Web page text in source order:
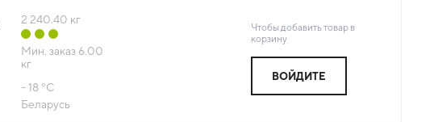
2 240.40 кг
Мин. заказ 6.00
кг
- 18 °С
Беларусь
Чтобы добавить товар в
корзину
ВОЙДИТЕ